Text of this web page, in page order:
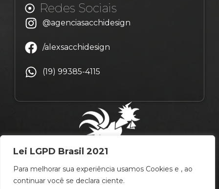
Lei LGPD Brasil 2021
Para melhorar sua experiência usamos Cookies e , ao
continuar você se declara ciente.
Redes Sociais
@agenciasacchidesign
/alexsacchidesign
(19) 99385-4115